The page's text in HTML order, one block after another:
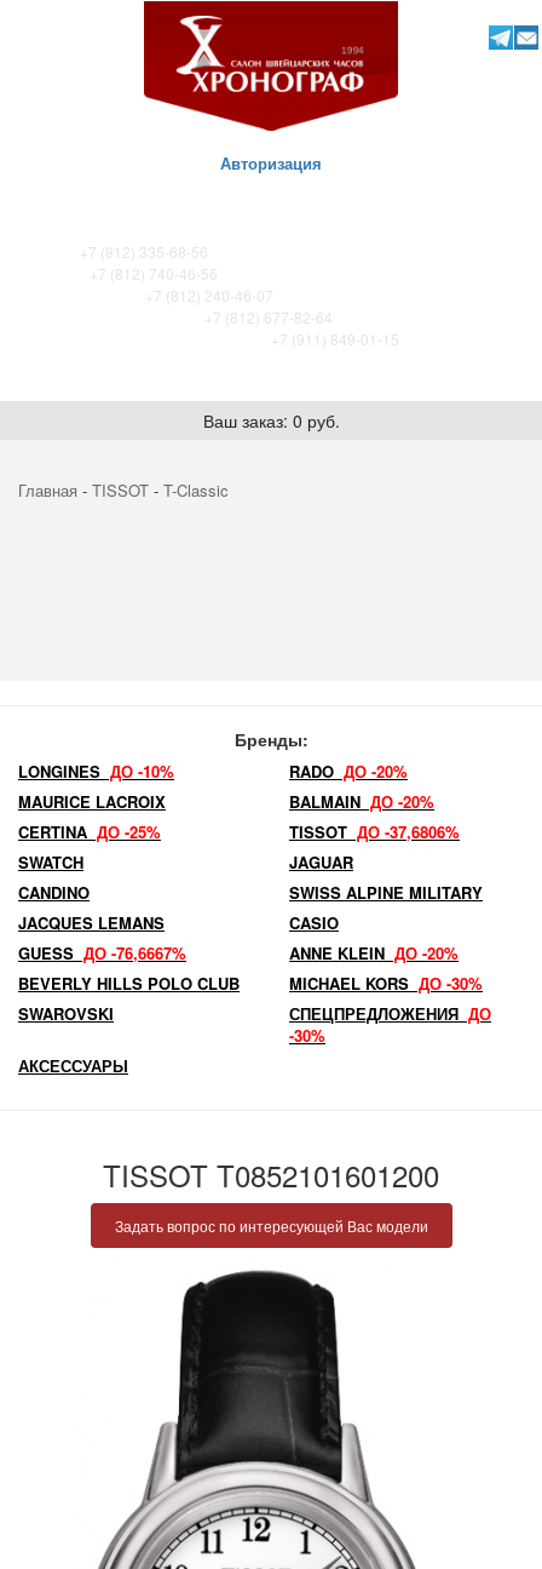
Авторизация
+7 (812) 335-68-56
+7 (812) 740-46-56
+7 (812) 240-46-07
+7 (812) 677-82-64
+7 (911) 849-01-15
Ваш заказ: 0 руб.
Главная - TISSOT - T-Classic
Бренды:
LONGINES ДО -10% RADO ДО -20%
MAURICE LACROIX
BALMAIN ДО -20%
CERTINA ДО -25% TISSOT ДО -37,6806%
SWATCH
JAGUAR
CANDINO
SWISS ALPINE MILITARY
JACQUES LEMANS
CASIO
GUESS ДО -76,6667% ANNE KLEIN ДО -20%
BEVERLY HILLS POLO CLUB
MICHAEL KORS ДО -30%
SWAROVSKI
СПЕЦПРЕДЛОЖЕНИЯ ДО
-30%
АКСЕССУАРЫ
TISSOT T0852101601200
Задать вопрос по интересующей Вас модели